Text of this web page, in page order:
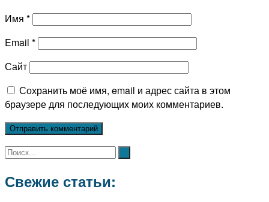
Имя *
Email *
Сайт
Сохранить моё имя, email и адрес сайта в этом
браузере для последующих моих комментариев.
Свежие статьи: